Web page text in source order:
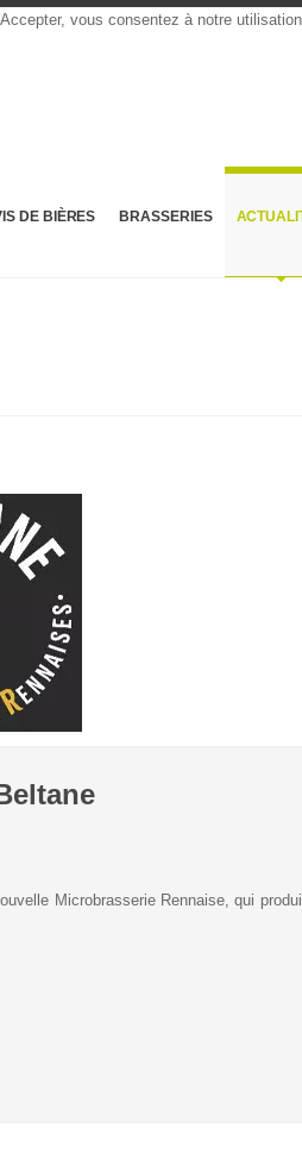
vous consentez à notre
DE BIÈRES BRASSERIES
Microbrasserie Rennaise, qui